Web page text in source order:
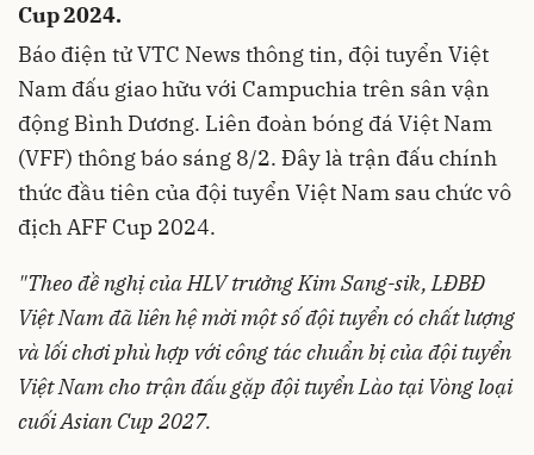
Cup 2024.
Báo điện tử VTC News thông tin, đội tuyển Việt
Nam đấu giao hữu với Campuchia trên sân vận
động Bình Dương. Liên đoàn bóng đá Việt Nam
(VFF) thông báo sáng 8/2. Đây là trận đấu chính
thức đầu tiên của đội tuyển Việt Nam sau chức vô
địch AFF Cup 2024.
"Theo đề nghị của HLV trưởng Kim Sang-sik, LĐBĐ
Việt Nam đã liên hệ mời một số đội tuyển có chất lượng
và lối chơi phù hợp với công tác chuẩn bị của đội tuyển
Việt Nam cho trận đấu gặp đội tuyển Lào tại Vòng loại
cuối Asian Cup 2027.